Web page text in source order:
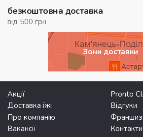
безкоштовна доставка
від 500 грн
Зони доставки
Акції
Pronto
Доставка їжі
Відгуки
Про компанію
Вакансії
Контакти